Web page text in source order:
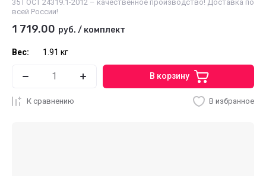
35 ГОСТ 24319.1-2012 – качественное производство! Доставка по
всей России!
1 719.00 руб. / комплект
Вес: 1.91 кг
В корзину
К сравнению В избранное